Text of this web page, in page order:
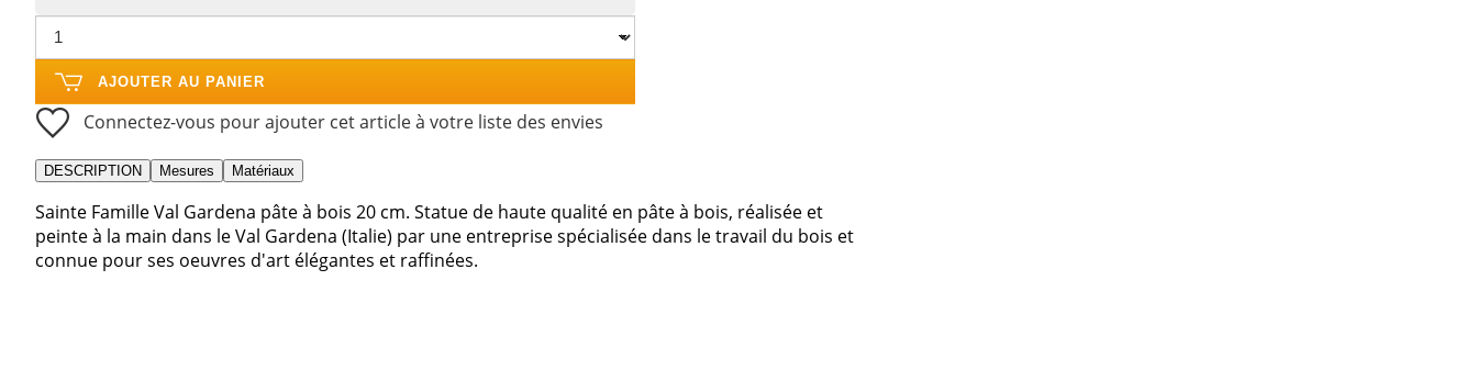
AJOUTER AU PANIER
Connectez-vous pour ajouter cet article à votre liste des envies
DESCRIPTION Mesures Matériaux
Sainte Famille Val Gardena pâte à bois 20 cm. Statue de haute qualité en pâte à bois, réalisée et
peinte à la main dans le Val Gardena (Italie) par une entreprise spécialisée dans le travail du bois et
connue pour ses oeuvres d'art élégantes et raffinées.